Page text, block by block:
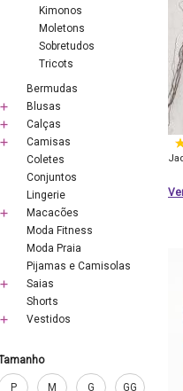
Kimonos
Moletons
Sobretudos
Tricots
Bermudas
Blusas
Calças
Camisas
Coletes
Conjuntos
Lingerie
Macacões
Moda Fitness
Moda Praia
Pijamas e Camisolas
Saias
Shorts
Vestidos
P M G GG